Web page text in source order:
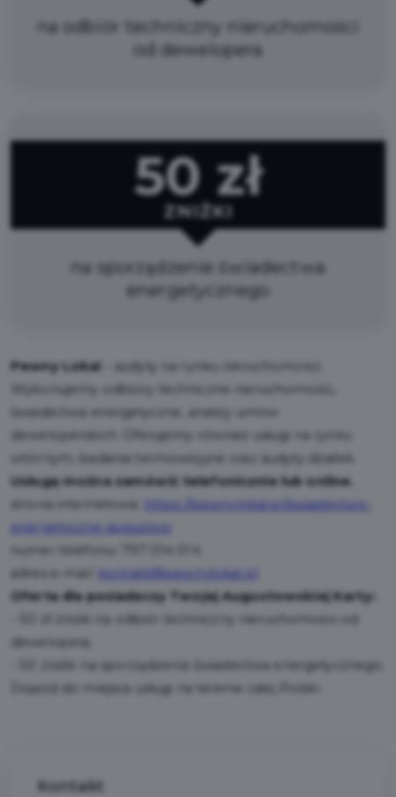
na odbiór techniczny nieruchomości
od dewelopera
50 zł
ZNIŻKI
na sporządzenie świadectwa
energetycznego
Pewny Lokal - audyty na rynku nieruchomości.
Wykonujemy odbiory techniczne nieruchomości,
świadectwa energetyczne, analizy umów
deweloperskich. Oferujemy również usługi na rynku
wtórnym, badania termowizyjne oraz audyty działek.
Usługę można zamówić telefonicznie lub online.
strona internetowa:
https://pewnylokal.pl/swiadectwo-
energetyczne-augustow
numer telefonu: 797 014 014
adres e-mail:
kontakt@pewnylokal.pl
Oferta dla posiadaczy Twojej Augustowskiej Karty:
- 50 zł zniżki na odbiór techniczny nieruchomości od
dewelopera,
- 50 zniżki na sporządzenie świadectwa energetycznego.
Dojazd do miejsca usługi na terenie całej Polski.
Kontakt